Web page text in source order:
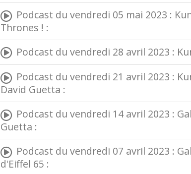
Podcast du vendredi 05 mai 2023 :
Thrones ! :
Podcast du vendredi 28 avril 2023 :
Podcast du vendredi 21 avril 2023 :
David Guetta :
Podcast du vendredi 14 avril 2023 :
Guetta :
Podcast du vendredi 07 avril 2023 :
d'Eiffel 65 :